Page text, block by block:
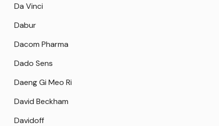
Da Vinci
Dabur
Dacom Pharma
Dado Sens
Daeng Gi Meo Ri
David Beckham
Davidoff